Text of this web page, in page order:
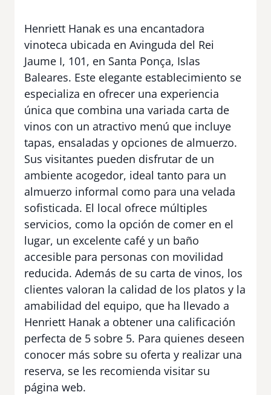
Henriett Hanak es una encantadora
vinoteca ubicada en Avinguda del Rei
Jaume I, 101, en Santa Ponça, Islas
Baleares. Este elegante establecimiento se
especializa en ofrecer una experiencia
única que combina una variada carta de
vinos con un atractivo menú que incluye
tapas, ensaladas y opciones de almuerzo.
Sus visitantes pueden disfrutar de un
ambiente acogedor, ideal tanto para un
almuerzo informal como para una velada
sofisticada. El local ofrece múltiples
servicios, como la opción de comer en el
lugar, un excelente café y un baño
accesible para personas con movilidad
reducida. Además de su carta de vinos, los
clientes valoran la calidad de los platos y la
amabilidad del equipo, que ha llevado a
Henriett Hanak a obtener una calificación
perfecta de 5 sobre 5. Para quienes deseen
conocer más sobre su oferta y realizar una
reserva, se les recomienda visitar su
página web.